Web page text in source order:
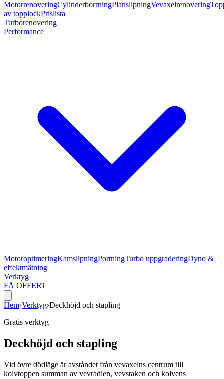
MotorrenoveringCylinderborrningPlanslipningVevaxelrenovering
av topplockPrislista
Turborenovering
Performance
MotoroptimeringKamslipningPortningTurbo uppgraderingDyno &
effektmätning
Verktyg
FÅ OFFERT
Hem›Verktyg›Deckhöjd och stapling
Gratis verktyg
Deckhöjd och stapling
Vid övre dödläge är avståndet från vevaxelns centrum till
kolvtoppen summan av vevradien, vevstaken och kolvens